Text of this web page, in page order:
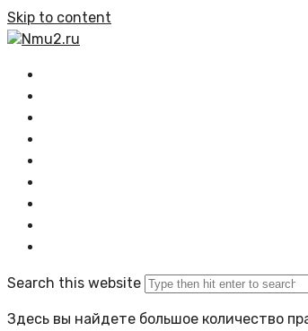
Skip to content
Nmu2.ru
Search this website
Здесь вы найдете большое количество